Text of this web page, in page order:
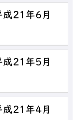
21年6月
21年5月
21年4月